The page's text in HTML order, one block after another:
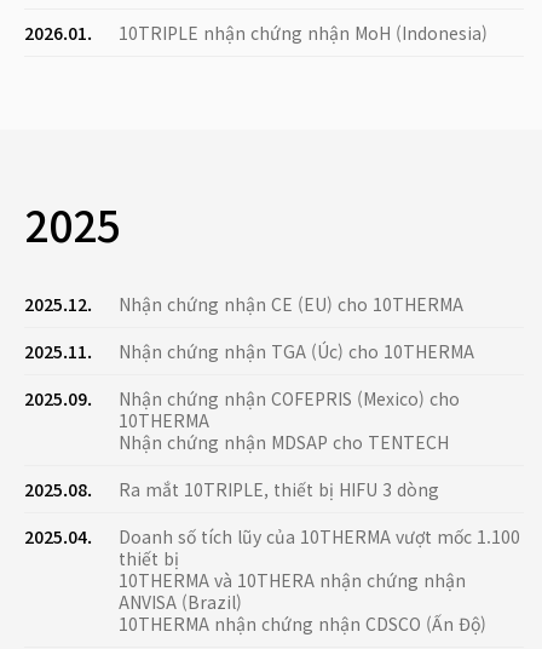
2026.01.
10TRIPLE nhận chứng nhận MoH (Indonesia)
2025
2025.12.
Nhận chứng nhận CE (EU) cho 10THERMA
2025.11.
Nhận chứng nhận TGA (Úc) cho 10THERMA
2025.09.
Nhận chứng nhận COFEPRIS (Mexico) cho
10THERMA
Nhận chứng nhận MDSAP cho TENTECH
2025.08.
Ra mắt 10TRIPLE, thiết bị HIFU 3 dòng
2025.04.
Doanh số tích lũy của 10THERMA vượt mốc 1.100
thiết bị
10THERMA và 10THERA nhận chứng nhận
ANVISA (Brazil)
10THERMA nhận chứng nhận CDSCO (Ấn Độ)